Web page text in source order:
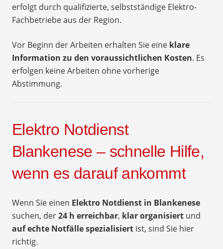
erfolgt durch qualifizierte, selbstständige Elektro-
Fachbetriebe aus der Region.
Vor Beginn der Arbeiten erhalten Sie eine klare
Information zu den voraussichtlichen Kosten. Es
erfolgen keine Arbeiten ohne vorherige
Abstimmung.
Elektro Notdienst
Blankenese – schnelle Hilfe,
wenn es darauf ankommt
Wenn Sie einen Elektro Notdienst in Blankenese
suchen, der24 h erreichbar, klar organisiert und
auf echte Notfälle spezialisiert ist, sind Sie hier
richtig.